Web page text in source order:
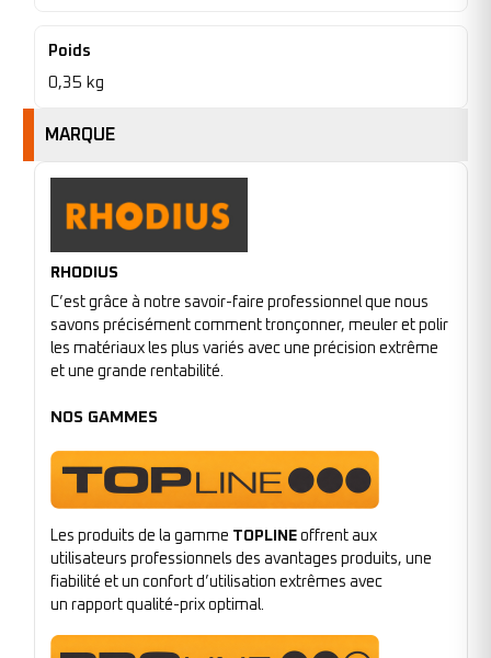
Poids
0,35 kg
MARQUE
RHODIUS
C’est grâce à notre savoir-faire professionnel que nous
savons précisément comment tronçonner, meuler et polir
les matériaux les plus variés avec une précision extrême
et une grande rentabilité.
NOS GAMMES
Les produits de la gamme TOPLINE offrent aux
utilisateurs professionnels des avantages produits, une
fiabilité et un confort d’utilisation extrêmes avec
un rapport qualité-prix optimal.